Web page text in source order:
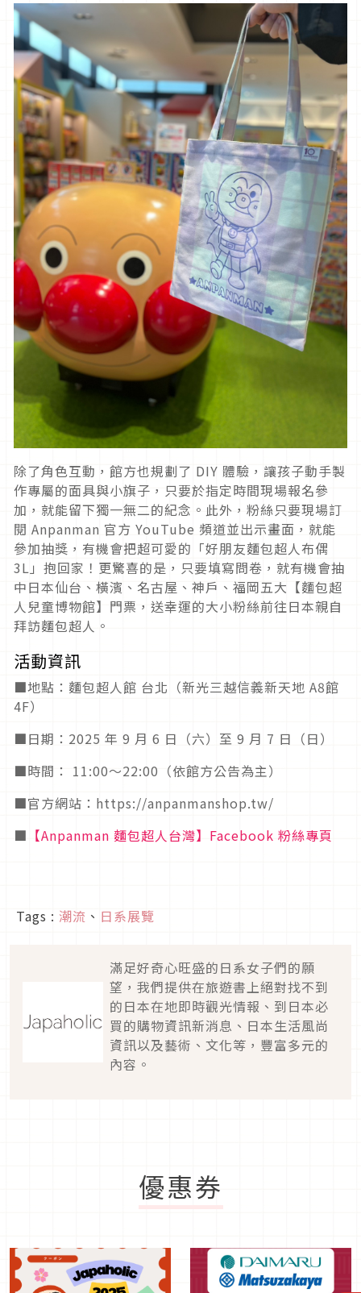
除了角色互動，館方也規劃了 DIY 體驗，讓孩子動手製
作專屬的面具與小旗子，只要於指定時間現場報名參
加，就能留下獨一無二的紀念。此外，粉絲只要現場訂
閱 Anpanman 官方 YouTube 頻道並出示畫面，就能
參加抽獎，有機會把超可愛的「好朋友麵包超人布偶
3L」抱回家！更驚喜的是，只要填寫問卷，就有機會抽
中日本仙台、橫濱、名古屋、神戶、福岡五大【麵包超
人兒童博物館】門票，送幸運的大小粉絲前往日本親自
拜訪麵包超人。
活動資訊
■地點：麵包超人館 台北（新光三越信義新天地 A8館
4F）
■日期：2025 年 9 月 6 日（六）至 9 月 7 日（日）
■時間： 11:00～22:00（依館方公告為主）
■官方網站：https://anpanmanshop.tw/
■ 【Anpanman 麵包超人台灣】Facebook 粉絲專頁
Tags : 潮流 、 日系展覽
滿足好奇心旺盛的日系女子們的願
望，我們提供在旅遊書上絕對找不到
的日本在地即時觀光情報、到日本必
買的購物資訊新消息、日本生活風尚
資訊以及藝術、文化等，豐富多元的
內容。
優惠券